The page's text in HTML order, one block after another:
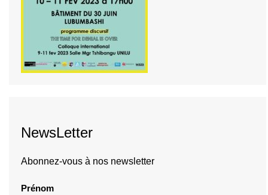
NewsLetter
Abonnez-vous à nos newsletter
Prénom